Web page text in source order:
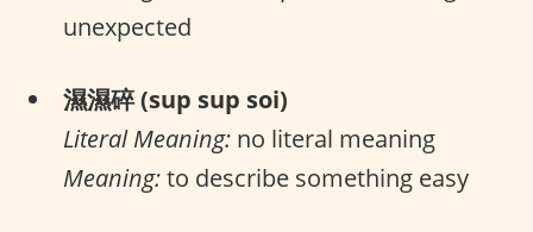
unexpected
濕濕碎 (sup sup soi)
Literal Meaning: no literal meaning
Meaning:to describe something easy